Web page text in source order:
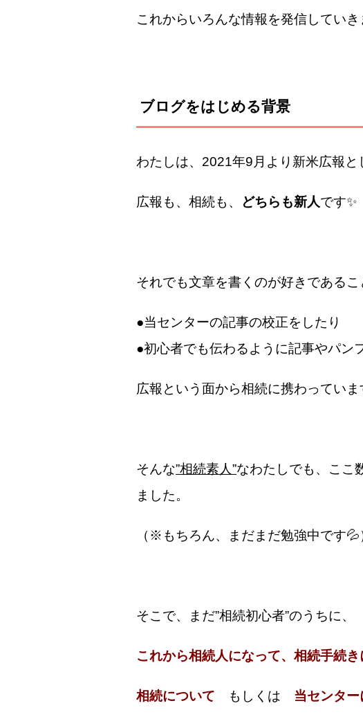
これからいろんな情報を発信してい
ブログをはじめる背景
わたしは、2021年9月より新米広報と
広報も、相続も、 どちらも新人です
それでも文章を書くのが好きであるこ
●当センターの記事の校正をしたり
●初心者でも伝わるように記事やパン
広報という面から相続に携わっていま
そんな”相続素人”なわたしでも、ここ
ました。
（※もちろん、まだまだ勉強中です💦
そこで、まだ”相続初心者”のうちに、
これから相続人になって、相続手続
相続について もしくは 当センター